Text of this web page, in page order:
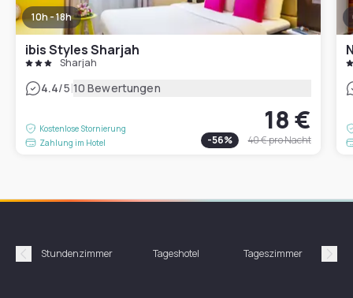
10h - 18h
ibis Styles Sharjah
Sharjah
4.4/5|10 Bewertungen
Kostenlose Stornierung
Zahlung im Hotel
18 €
-56% 40 €pro Nacht
Précédent
Stundenzimmer Tageshotel Tageszimmer